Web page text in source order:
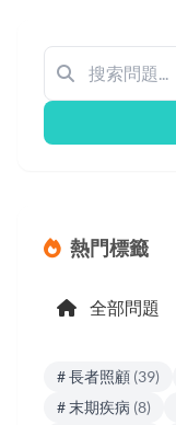
熱門標籤
全部問題
# 長者照顧 (39)
# 末期疾病 (8)